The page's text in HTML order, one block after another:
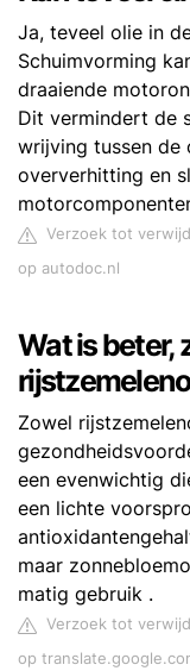
Ja, teveel olie in
Schuimvorming
draaiende
Dit vermindert de
wrijving tussen de
oververhitting en
Verzoek tot
op autodoc.nl
Wat is beter,
Zowel
een evenwichtig
een lichte
maar
matig gebruik .
Verzoek tot
op